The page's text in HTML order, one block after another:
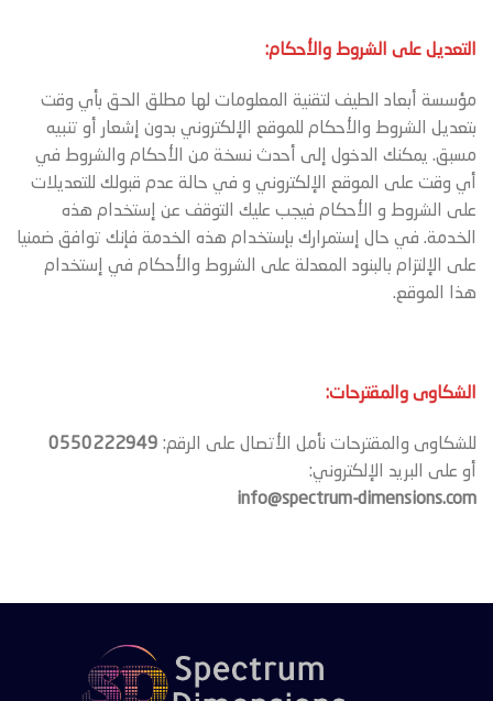
التعديل على الشروط والأحكام:
مؤسسة أبعاد الطيف لتقنية المعلومات لها مطلق الحق بأي وقت
بتعديل الشروط والأحكام للموقع الإلكتروني بدون إشعار أو تنبيه
مسبق. يمكنك الدخول إلى أحدث نسخة من الأحكام والشروط في
أي وقت على الموقع الإلكتروني و في حالة عدم قبولك للتعديلات
على الشروط و الأحكام فيجب عليك التوقف عن إستخدام هذه
الخدمة. في حال إستمرارك بإستخدام هذه الخدمة فإنك توافق ضمنيا
على الإلتزام بالبنود المعدلة على الشروط والأحكام في إستخدام
هذا الموقع.
الشكاوى والمقترحات:
للشكاوى والمقترحات نأمل الأتصال على الرقم: 0550222949
أو على البريد الإلكتروني:
info@spectrum-dimensions.com